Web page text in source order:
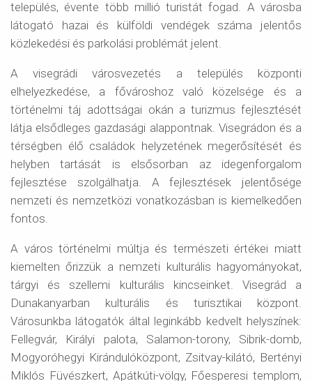
település, évente több millió turistát fogad. A városba
látogató hazai és külföldi vendégek száma jelentős
közlekedési és parkolási problémát jelent.
A visegrádi városvezetés a település központi
elhelyezkedése, a fővároshoz való közelsége és a
történelmi táj adottságai okán a turizmus fejlesztését
látja elsődleges gazdasági alappontnak. Visegrádon és a
térségben élő családok helyzetének megerősítését és
helyben tartását is elsősorban az idegenforgalom
fejlesztése szolgálhatja. A fejlesztések jelentősége
nemzeti és nemzetközi vonatkozásban is kiemelkedően
fontos.
A város történelmi múltja és természeti értékei miatt
kiemelten őrizzük a nemzeti kulturális hagyományokat,
tárgyi és szellemi kulturális kincseinket. Visegrád a
Dunakanyarban kulturális és turisztikai központ.
Városunkba látogatók által leginkább kedvelt helyszínek:
Fellegvár, Királyi palota, Salamon-torony, Sibrik-domb,
Mogyoróhegyi Kirándulóközpont, Zsitvay-kilátó, Bertényi
Miklós Füvészkert, Apátkúti-völgy, Főesperesi templom,